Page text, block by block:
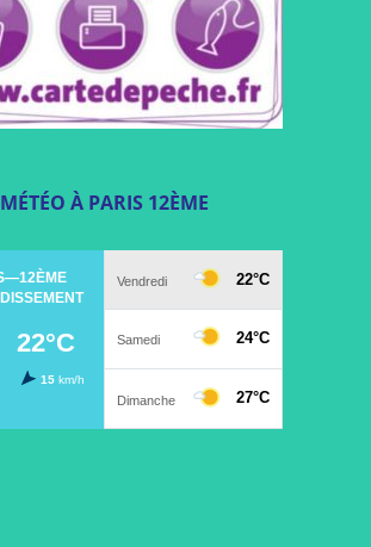
MÉTÉO À PARIS 12ÈME